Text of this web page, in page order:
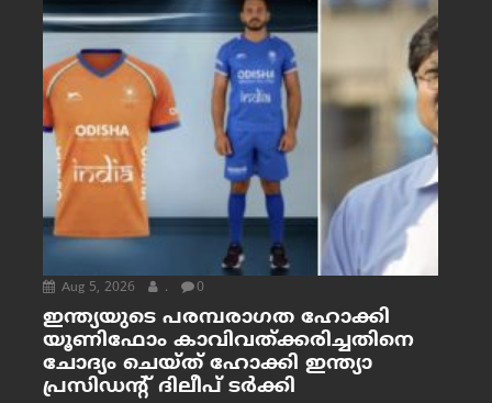
Aug 5, 2026 . 0
ഇന്ത്യയുടെ പരമ്പരാഗത ഹോക്കി
യൂണിഫോം കാവിവത്ക്കരിച്ചതിനെ
ചോദ്യം ചെയ്ത് ഹോക്കി ഇന്ത്യാ
പ്രസിഡന്റ് ദിലീപ് ടര്‍ക്കി